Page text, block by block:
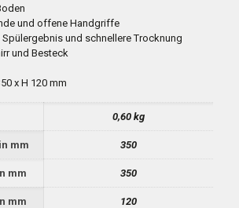
und offene Handgriffe
und schnellere Trocknung
und Besteck
x H 120 mm
0,60 kg
mm 350
mm 350
mm 120